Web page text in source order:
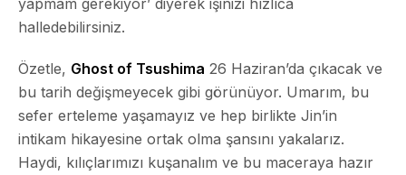
halledebilirsiniz.
Özetle, Ghost of Tsushima 26 Haziran’da çıkacak ve
bu tarih değişmeyecek gibi görünüyor. Umarım, bu
sefer erteleme yaşamayız ve hep birlikte Jin’in
intikam hikayesine ortak olma şansını yakalarız.
Haydi, kılıçlarımızı kuşanalım ve bu maceraya hazır